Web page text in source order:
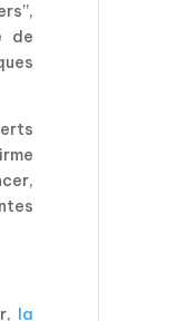
de
la